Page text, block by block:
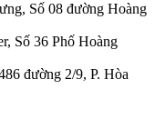
Số 08 đường Hoàng
Số 36 Phố Hoàng
đường 2/9, P. Hòa